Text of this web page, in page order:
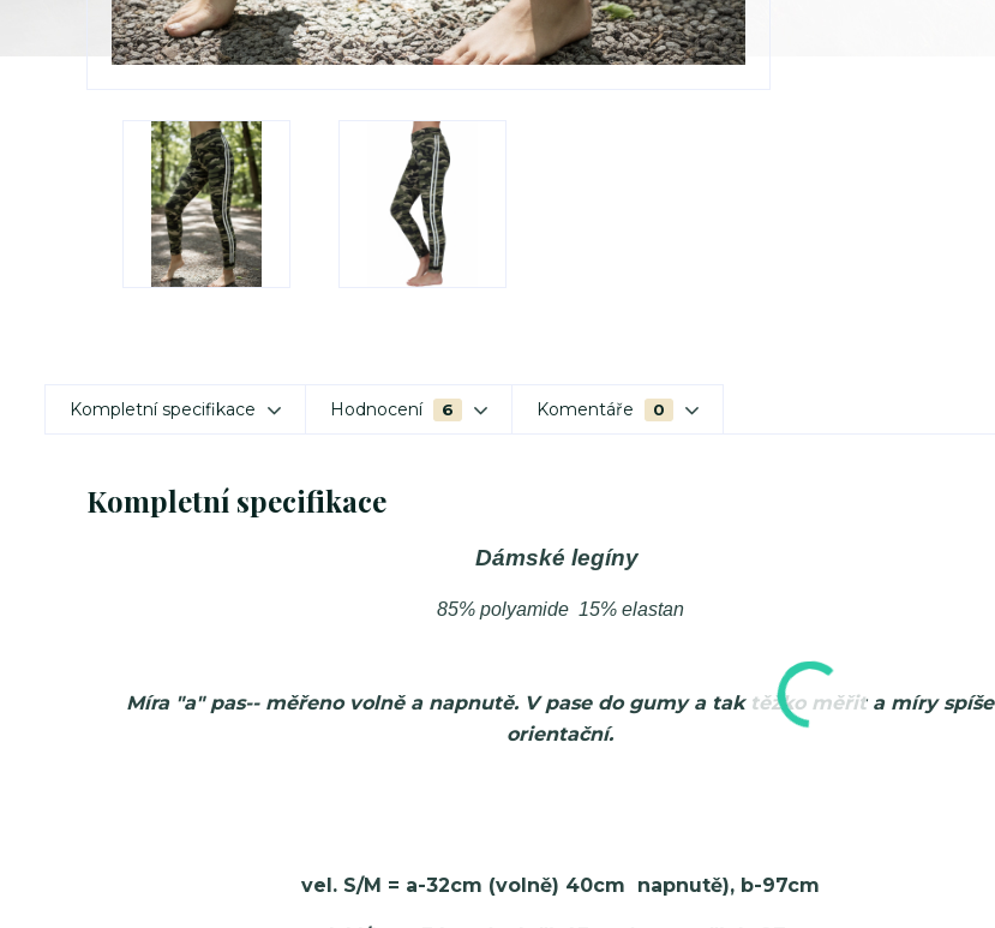
Kompletní specifikace Hodnocení 6 Komentáře 0
Kompletní specifikace
Dámské legíny
85% polyamide 15% elastan
Míra "a" pas-- měřeno volně a napnutě. V pase do gumy a tak těžko měřit a míry spíše
orientační.
vel. S/M = a-32cm (volně) 40cm napnutě), b-97cm